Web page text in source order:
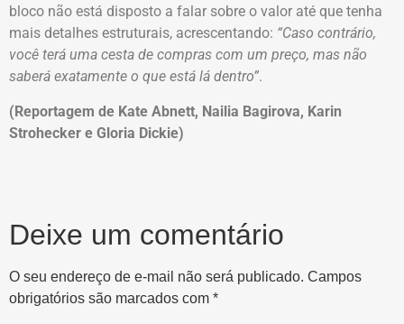
bloco não está disposto a falar sobre o valor até que tenha
mais detalhes estruturais, acrescentando: “Caso contrário,
você terá uma cesta de compras com um preço, mas não
saberá exatamente o que está lá dentro”.
(Reportagem de Kate Abnett, Nailia Bagirova, Karin
Strohecker e Gloria Dickie)
Deixe um comentário
O seu endereço de e-mail não será publicado. Campos
obrigatórios são marcados com *